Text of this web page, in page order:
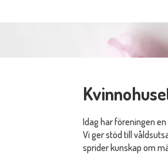
Idag har föreningen
Vi ger stöd till
sprider kunskap om